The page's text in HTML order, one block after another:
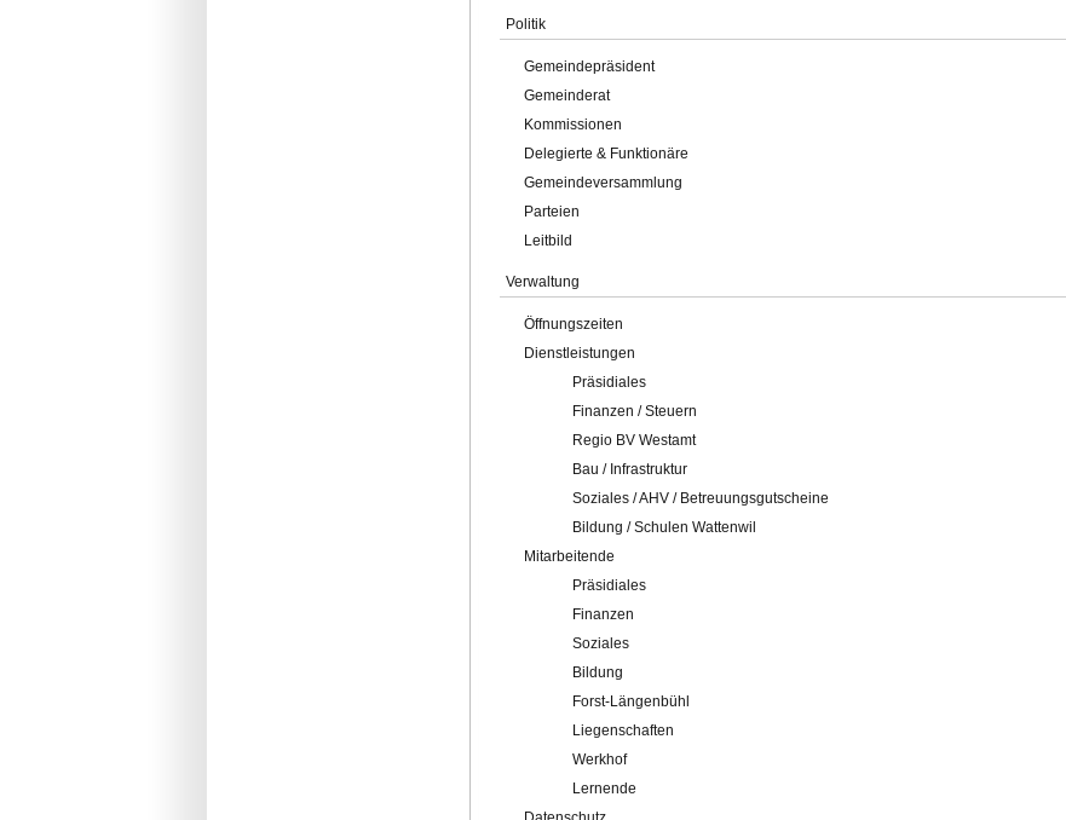
Politik
Gemeindepräsident
Gemeinderat
Kommissionen
Delegierte & Funktionäre
Gemeindeversammlung
Parteien
Leitbild
Verwaltung
Öffnungszeiten
Dienstleistungen
Präsidiales
Finanzen / Steuern
Regio BV Westamt
Bau / Infrastruktur
Soziales / AHV / Betreuungsgutscheine
Bildung / Schulen Wattenwil
Mitarbeitende
Präsidiales
Finanzen
Soziales
Bildung
Forst-Längenbühl
Liegenschaften
Werkhof
Lernende